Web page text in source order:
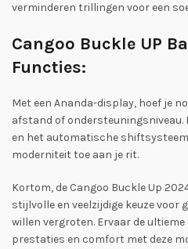
verminderen trillingen voor een
Cangoo Buckle UP
Functies:
Met een Ananda-display, hoef je
afstand of
en het automatische shiftsysteem
moderniteit toe aan je rit.
Kortom, de Cangoo Buckle Up
stijlvolle en veelzijdige keuze voor
willen vergroten. Ervaar de
prestaties en comfort met deze